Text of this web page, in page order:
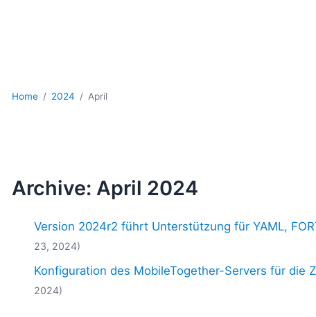
Home 2024 April
Archive: April 2024
Version 2024r2 führt Unterstützung für YAML,
23, 2024)
Konfiguration des MobileTogether-Servers für die
2024)